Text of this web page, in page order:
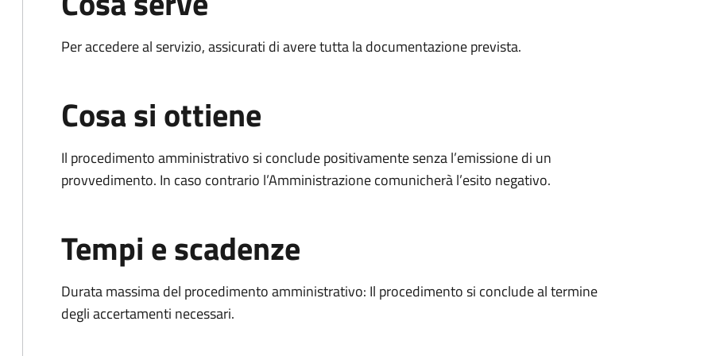
Per accedere al servizio, assicurati di avere tutta la documentazione prevista.
Cosa si ottiene
Il procedimento amministrativo si conclude positivamente senza l’emissione di un
provvedimento. In caso contrario l’Amministrazione comunicherà l’esito negativo.
Tempi e scadenze
Durata massima del procedimento amministrativo: Il procedimento si conclude al termine
degli accertamenti necessari.